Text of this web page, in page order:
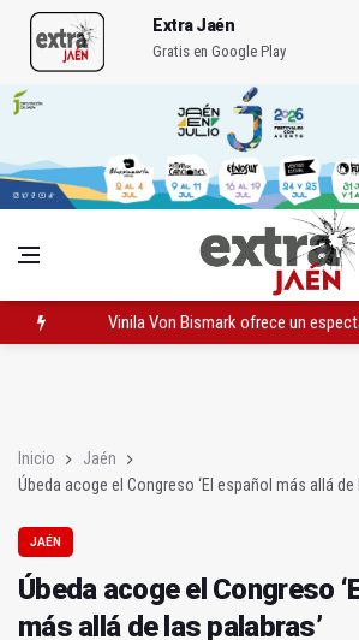
Extra Jaén
Gratis en Google Play
Vinila Von Bismark ofrece un
Inicio
Jaén
Úbeda acoge el Congreso ‘El español más allá de
JAÉN
Úbeda acoge el Congreso
más allá de las palabras’